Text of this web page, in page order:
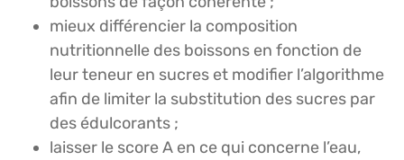
mieux différencier la composition
nutritionnelle des boissons en fonction de
leur teneur en sucres et modifier l’algorithme
afin de limiter la substitution des sucres par
des édulcorants ;
laisser le score A en ce qui concerne l’eau,